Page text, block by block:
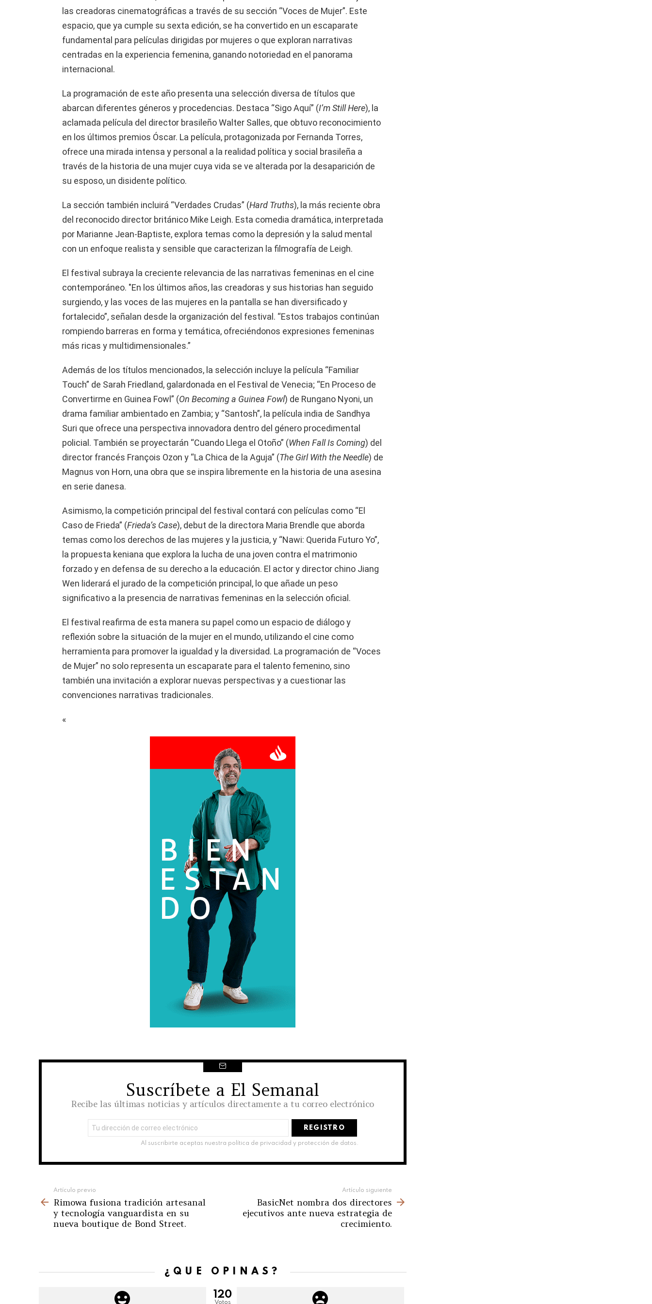
las creadoras cinematográficas a través de su sección “Voces de Mujer”. Este
espacio, que ya cumple su sexta edición, se ha convertido en un escaparate
fundamental para películas dirigidas por mujeres o que exploran narrativas
centradas en la experiencia femenina, ganando notoriedad en el panorama
internacional.
La programación de este año presenta una selección diversa de títulos que
abarcan diferentes géneros y procedencias. Destaca “Sigo Aquí” (I’m Still Here), la
aclamada película del director brasileño Walter Salles, que obtuvo reconocimiento
en los últimos premios Óscar. La película, protagonizada por Fernanda Torres,
ofrece una mirada intensa y personal a la realidad política y social brasileña a
través de la historia de una mujer cuya vida se ve alterada por la desaparición de
su esposo, un disidente político.
La sección también incluirá “Verdades Crudas” (Hard Truths), la más reciente obra
del reconocido director británico Mike Leigh. Esta comedia dramática, interpretada
por Marianne Jean-Baptiste, explora temas como la depresión y la salud mental
con un enfoque realista y sensible que caracterizan la filmografía de Leigh.
El festival subraya la creciente relevancia de las narrativas femeninas en el cine
contemporáneo. "En los últimos años, las creadoras y sus historias han seguido
surgiendo, y las voces de las mujeres en la pantalla se han diversificado y
fortalecido”, señalan desde la organización del festival. “Estos trabajos continúan
rompiendo barreras en forma y temática, ofreciéndonos expresiones femeninas
más ricas y multidimensionales.”
Además de los títulos mencionados, la selección incluye la película “Familiar
Touch” de Sarah Friedland, galardonada en el Festival de Venecia; “En Proceso de
Convertirme en Guinea Fowl” (On Becoming a Guinea Fowl) de Rungano Nyoni, un
drama familiar ambientado en Zambia; y “Santosh”, la película india de Sandhya
Suri que ofrece una perspectiva innovadora dentro del género procedimental
policial. También se proyectarán “Cuando Llega el Otoño” (When Fall Is Coming) del
director francés François Ozon y “La Chica de la Aguja” (The Girl With the Needle) de
Magnus von Horn, una obra que se inspira libremente en la historia de una asesina
en serie danesa.
Asimismo, la competición principal del festival contará con películas como “El
Caso de Frieda” (Frieda’s Case), debut de la directora Maria Brendle que aborda
temas como los derechos de las mujeres y la justicia, y “Nawi: Querida Futuro Yo”,
la propuesta keniana que explora la lucha de una joven contra el matrimonio
forzado y en defensa de su derecho a la educación. El actor y director chino Jiang
Wen liderará el jurado de la competición principal, lo que añade un peso
significativo a la presencia de narrativas femeninas en la selección oficial.
El festival reafirma de esta manera su papel como un espacio de diálogo y
reflexión sobre la situación de la mujer en el mundo, utilizando el cine como
herramienta para promover la igualdad y la diversidad. La programación de “Voces
de Mujer” no solo representa un escaparate para el talento femenino, sino
también una invitación a explorar nuevas perspectivas y a cuestionar las
convenciones narrativas tradicionales.
«
NEWSLETTERSuscríbete a El Semanal
Recibe las últimas noticias y artículos directamente a tu correo electrónico
de
correo
Al suscribirte aceptas nuestra política de privacidad y protección de datos.
more
Artículo previo
Rimowa fusiona tradición artesanal
y tecnología vanguardista en su
nueva boutique de Bond Street.
Artículo siguiente
BasicNet nombra dos directores
ejecutivos ante nueva estrategia de
crecimiento.
¿QUÉ OPINAS?
120
Votos